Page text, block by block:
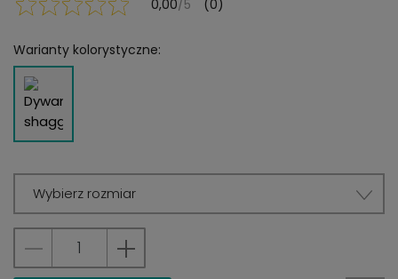
0,00/5 (0)
Warianty kolorystyczne:
Wybierz rozmiar